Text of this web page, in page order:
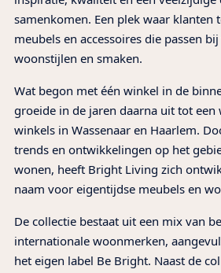
samenkomen. Een plek waar klanten
meubels en accessoires die passen
woonstijlen en smaken.
Wat begon met één winkel in de
groeide in de jaren daarna uit tot een
winkels in Wassenaar en Haarlem.
trends en ontwikkelingen op het
wonen, heeft Bright Living zich
naam voor eigentijdse meubels en
De collectie bestaat uit een mix van
internationale woonmerken,
het eigen label Be Bright. Naast de